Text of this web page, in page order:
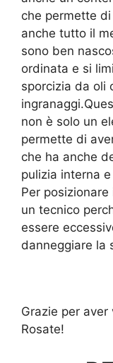
che permette di
anche tutto il
sono ben
ordinata e si
sporcizia da oli
non è solo un
permette di
che ha anche
pulizia interna
Per
un tecnico
essere
danneggiare la
Grazie per
Rosate!